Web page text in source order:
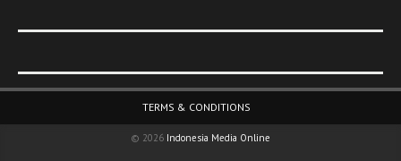
TERMS & CONDITIONS
© 2026 Indonesia Media Online